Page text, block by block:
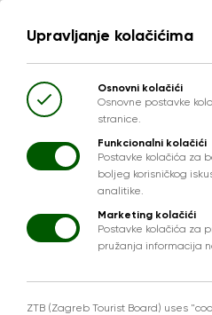
Upravljanje kolačićima
Osnovni kolačići
Osnovne postavke
stranice.
Funkcionalni kolačići
Postavke kolačića za
boljeg korisničkog
analitike.
Marketing kolačići
Postavke kolačića za
pružanja informacija
ZTB (Zagreb Tourist Board) uses